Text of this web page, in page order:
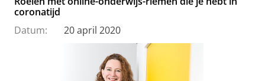
coronatijd
Datum:
20 april 2020